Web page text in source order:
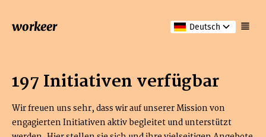
workeer Deutsch
197 Initiativen verfügbar
Wir freuen uns sehr, dass wir auf unserer Mission von
engagierten Initiativen aktiv begleitet und unterstützt